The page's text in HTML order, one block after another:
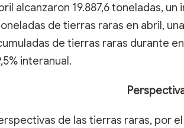
alcanzaron 19.887,6 toneladas,
de tierras raras en abril,
de tierras raras durante
interanual.
de las tierras raras, por